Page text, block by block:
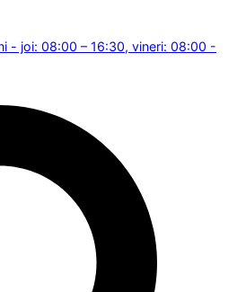
- joi: 08:00 – 16:30, vineri: 08:00 -